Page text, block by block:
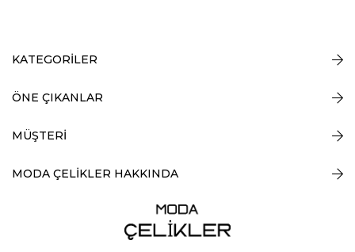
KATEGORİLER
ÖNE ÇIKANLAR
MÜŞTERİ
MODA ÇELİKLER HAKKINDA